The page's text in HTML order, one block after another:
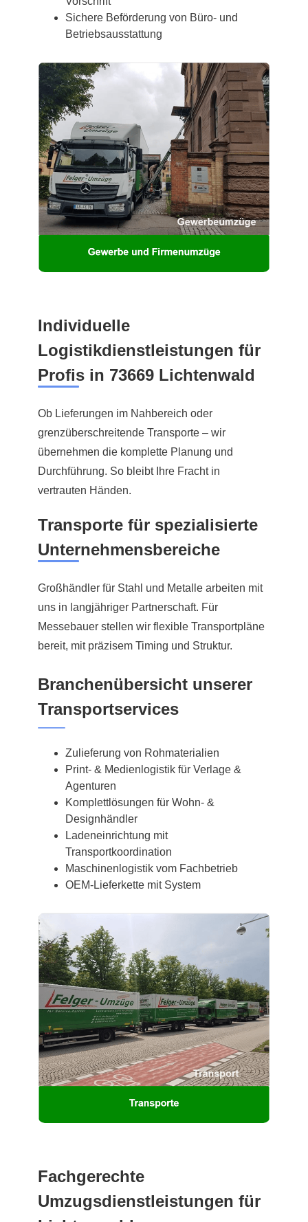
Sichere Beförderung von Büro- und
Betriebsausstattung
Individuelle
Logistikdienstleistungen für
Profis in 73669 Lichtenwald
Ob Lieferungen im Nahbereich oder
grenzüberschreitende Transporte – wir
übernehmen die komplette Planung und
Durchführung. So bleibt Ihre Fracht in
vertrauten Händen.
Transporte für spezialisierte
Unternehmensbereiche
Großhändler für Stahl und Metalle arbeiten mit
uns in langjähriger Partnerschaft. Für
Messebauer stellen wir flexible Transportpläne
bereit, mit präzisem Timing und Struktur.
Branchenübersicht unserer
Transportservices
Zulieferung von Rohmaterialien
Print- & Medienlogistik für Verlage &
Agenturen
Komplettlösungen für Wohn- &
Designhändler
Ladeneinrichtung mit
Transportkoordination
Maschinenlogistik vom Fachbetrieb
OEM-Lieferkette mit System
Fachgerechte
Umzugsdienstleistungen für